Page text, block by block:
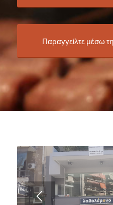
Παραγγείλτε μέσω